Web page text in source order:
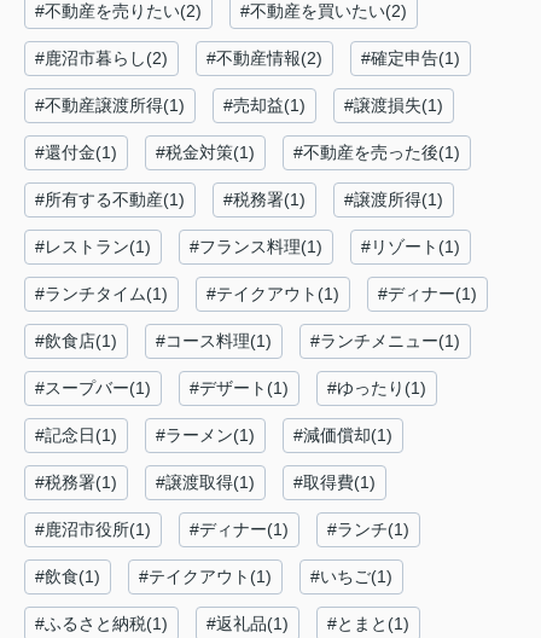
#不動産を売りたい(2) #不動産を買いたい(2)
#鹿沼市暮らし(2) #不動産情報(2) #確定申告(1)
#不動産譲渡所得(1) #売却益(1) #譲渡損失(1)
#還付金(1) #税金対策(1) #不動産を売った後(1)
#所有する不動産(1) #税務署(1) #譲渡所得(1)
#レストラン(1) #フランス料理(1) #リゾート(1)
#ランチタイム(1) #テイクアウト(1) #ディナー(1)
#飲食店(1) #コース料理(1) #ランチメニュー(1)
#スープバー(1) #デザート(1) #ゆったり(1)
#記念日(1) #ラーメン(1) #減価償却(1)
#税務署(1) #譲渡取得(1) #取得費(1)
#鹿沼市役所(1) #ディナー(1) #ランチ(1)
#飲食(1) #テイクアウト(1) #いちご(1)
#ふるさと納税(1) #返礼品(1) #とまと(1)